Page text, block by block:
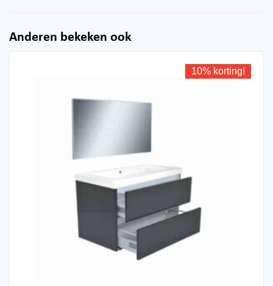
Anderen bekeken ook
10% korting!